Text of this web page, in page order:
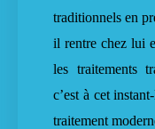
traditionnels en
il rentre chez lui
les traitements
c’est à cet
traitement